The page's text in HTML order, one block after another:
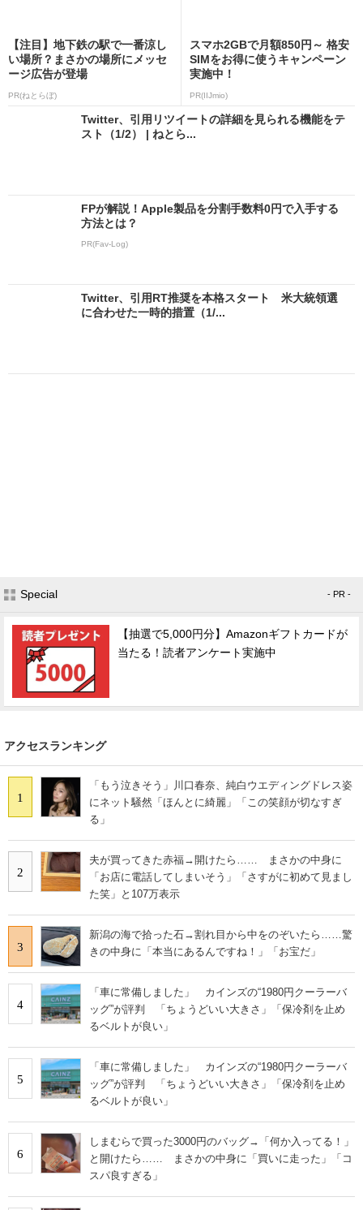
【注目】地下鉄の駅で一番涼し
い場所？まさかの場所にメッセ
ージ広告が登場
PR(ねとらぼ)
スマホ2GBで月額850円～ 格安
SIMをお得に使うキャンペーン
実施中！
PR(IIJmio)
Twitter、引用リツイートの詳細を見られる機能をテ
スト（1/2） | ねとら...
FPが解説！Apple製品を分割手数料0円で入手する
方法とは？
PR(Fav-Log)
Twitter、引用RT推奨を本格スタート 米大統領選
に合わせた一時的措置（1/...
Special - PR -
【抽選で5,000円分】Amazonギフトカードが
当たる！読者アンケート実施中
アクセスランキング
1
「もう泣きそう」川口春奈、純白ウエディングドレス姿
にネット騒然「ほんとに綺麗」「この笑顔が切なすぎ
る」
2
夫が買ってきた赤福→開けたら…… まさかの中身に
「お店に電話してしまいそう」「さすがに初めて見まし
た笑」と107万表示
3
新潟の海で拾った石→割れ目から中をのぞいたら……驚
きの中身に「本当にあるんですね！」「お宝だ」
4
「車に常備しました」 カインズの“1980円クーラーバ
ッグ”が評判 「ちょうどいい大きさ」「保冷剤を止め
るベルトが良い」
5
「車に常備しました」 カインズの“1980円クーラーバ
ッグ”が評判 「ちょうどいい大きさ」「保冷剤を止め
るベルトが良い」
6
しまむらで買った3000円のバッグ→「何か入ってる！」
と開けたら…… まさかの中身に「買いに走った」「コ
スパ良すぎる」